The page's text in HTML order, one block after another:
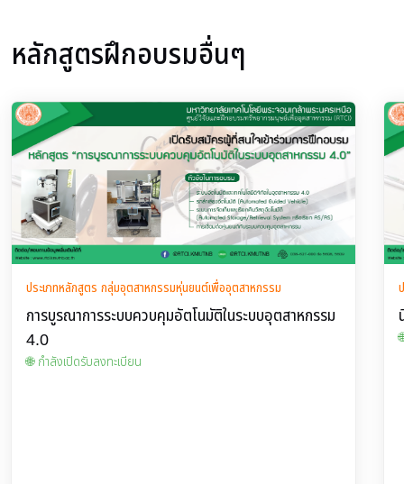
หลักสูตรฝึกอบรมอื่นๆ
ประเภทหลักสูตร กลุ่มอุตสาหกรรมหุ่นยนต์เพื่ออุตสาหกรรม
การบูรณาการระบบควบคุมอัตโนมัติในระบบอุตสาหกรรม
4.0
🌐 กำลังเปิดรับลงทะเบียน